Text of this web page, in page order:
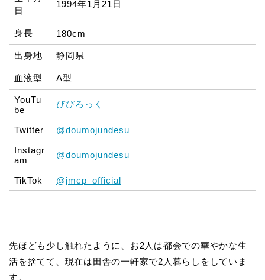
日
1994年1月21日
身長 180cm
出身地 静岡県
血液型 A型
YouTu
be
びびろっく
Twitter
@doumojundesu
Instagr
am
@doumojundesu
TikTok @jmcp_official
先ほども少し触れたように、お2人は都会での華やかな生
活を捨てて、現在は田舎の一軒家で2人暮らしをしていま
す。